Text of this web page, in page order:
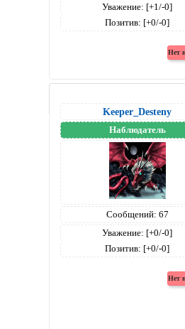
Уважение: [+1/-0]
Позитив: [+0/-0]
Keeper_Desteny
Наблюдатель
Сообщений: 67
Уважение: [+0/-0]
Позитив: [+0/-0]